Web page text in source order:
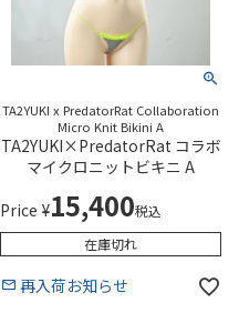
TA2YUKI x PredatorRat Collaboration
Micro Knit Bikini A
TA2YUKI×PredatorRat コラボ
マイクロニットビキニ A
Price ¥15,400税込
在庫切れ
再入荷お知らせ